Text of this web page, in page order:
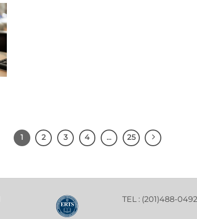
1 2 3 4 … 25
TEL : (201)488-